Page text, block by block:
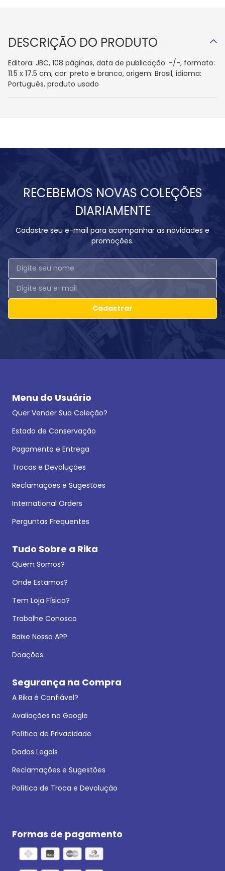
DESCRIÇÃO DO PRODUTO
Editora: JBC, 108 páginas, data de publicação: -/-, formato:
11.5 x 17.5 cm, cor: preto e branco, origem: Brasil, idioma:
Português, produto usado
RECEBEMOS NOVAS COLEÇÕES
DIARIAMENTE
Cadastre seu e-mail para acompanhar as novidades e
promoções.
Cadastrar
Menu do Usuário
Quer Vender Sua Coleção?
Estado de Conservação
Pagamento e Entrega
Trocas e Devoluções
Reclamações e Sugestões
International Orders
Perguntas Frequentes
Tudo Sobre a Rika
Quem Somos?
Onde Estamos?
Tem Loja Física?
Trabalhe Conosco
Baixe Nosso APP
Doações
Segurança na Compra
A Rika é Confiável?
Avaliações no Google
Política de Privacidade
Dados Legais
Reclamações e Sugestões
Política de Troca e Devolução
Formas de pagamento